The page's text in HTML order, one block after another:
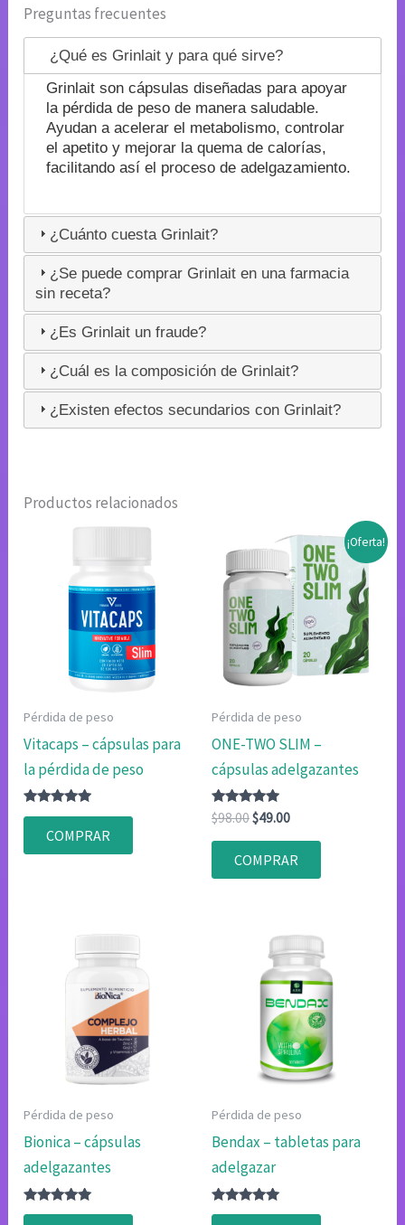
Preguntas frecuentes
¿Qué es Grinlait y para qué sirve?
Grinlait son cápsulas diseñadas para apoyar
la pérdida de peso de manera saludable.
Ayudan a acelerar el metabolismo, controlar
el apetito y mejorar la quema de calorías,
facilitando así el proceso de adelgazamiento.
¿Cuánto cuesta Grinlait?
¿Se puede comprar Grinlait en una farmacia
sin receta?
¿Es Grinlait un fraude?
¿Cuál es la composición de Grinlait?
¿Existen efectos secundarios con Grinlait?
Productos relacionados
Pérdida de peso
Vitacaps – cápsulas para
la pérdida de peso
Valorado
4.75
de 5
COMPRAR
¡Oferta!
Pérdida de peso
ONE-TWO SLIM –
cápsulas adelgazantes
Valorado
con
4.80
$98.00El
original
era:
$49.00El
actual
es:
COMPRAR
Pérdida de peso
Bionica – cápsulas
adelgazantes
Valorado
Pérdida de peso
Bendax – tabletas para
adelgazar
Valorado